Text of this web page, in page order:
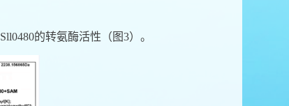
Sll0480的转氨酶活性（图3）。